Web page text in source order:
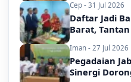
Cep - 31 Jul 2026
Daftar Jadi
Barat,
Iman - 27 Jul 2026
Pegadaian
Sinergi